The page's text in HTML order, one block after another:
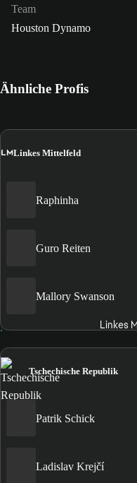
Team
Houston Dynamo
Ähnliche Profis
LMLinkes Mittelfeld
Raphinha
Guro Reiten
Mallory Swanson
Linkes
Tschechische Republik
Patrik Schick
Ladislav Krejčí